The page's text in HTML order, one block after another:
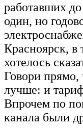
работавших
один, но
Красноярск, в
хотелось
Говори прямо,
лучше: и
Впрочем по
канала были